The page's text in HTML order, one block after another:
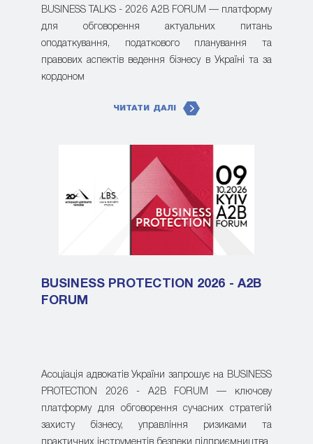
BUSINESS TALKS - 2026 A2B FORUM — платформу
для обговорення актуальних питань
оподаткування, податкового планування та
правових аспектів ведення бізнесу в Україні та за
кордоном
ЧИТАТИ ДАЛІ
BUSINESS PROTECTION 2026 - A2B
FORUM
Асоціація адвокатів України запрошує на BUSINESS
PROTECTION 2026 - A2B FORUM — ключову
платформу для обговорення сучасних стратегій
захисту бізнесу, управління ризиками та
практичних інструментів безпеки підприємництва